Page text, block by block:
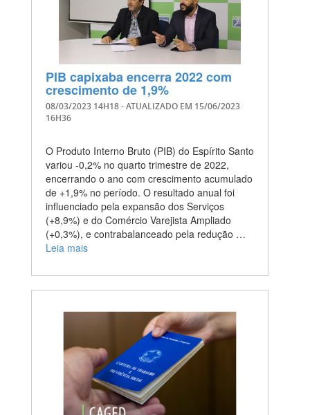
PIB capixaba encerra 2022 com
crescimento de 1,9%
08/03/2023 14H18- ATUALIZADO EM 15/06/2023
16H36
O Produto Interno Bruto (PIB) do Espírito Santo
variou -0,2% no quarto trimestre de 2022,
encerrando o ano com crescimento acumulado
de +1,9% no período. O resultado anual foi
influenciado pela expansão dos Serviços
(+8,9%) e do Comércio Varejista Ampliado
(+0,3%), e contrabalanceado pela redução …
Leia mais